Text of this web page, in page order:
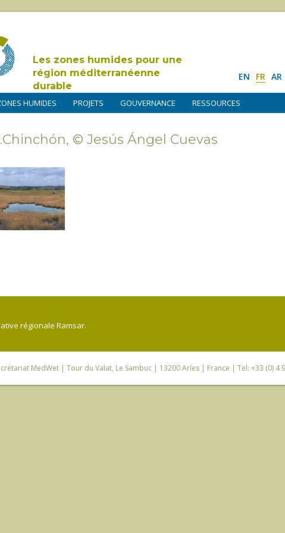
Les zones humides pour une
région méditerranéenne
durable
EN FR AR
HUMIDES PROJETS GOUVERNANCE RESSOURCES
© Jesús Ángel Cuevas
régionale Ramsar.
MedWet | Tour du Valat, Le Sambuc | 13200 Arles | France | Tel: +33 (0) 4